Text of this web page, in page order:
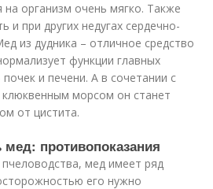
на организм очень мягко. Также
и при других недугах сердечно-
из дудника – отличное средство
функции главных
и печени. А в сочетании с
морсом он станет
от цистита.
мед: противопоказания
пчеловодства, мед имеет ряд
его нужно